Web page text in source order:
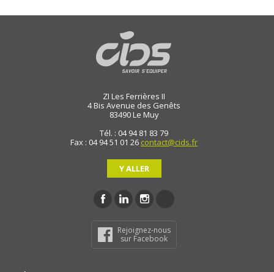
ZI Les Ferrières II
4 Bis Avenue des Genêts
83490Le Muy
Tél. : 04 94 81 83 79
Fax : 04 94 51 01 26 contact@cids.fr
Y ALLER
Rejoignez-nous
sur Facebook